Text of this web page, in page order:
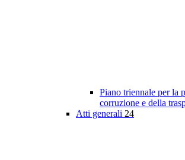
Piano triennale per la
corruzione e della
Atti generali 24